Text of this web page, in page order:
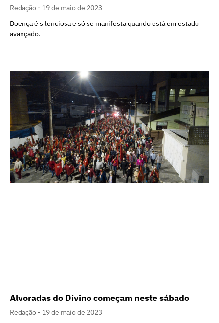
Redação
19 de maio de 2023
Doença é silenciosa e só se manifesta quando está em estado
avançado.
Alvoradas do Divino começam neste sábado
Redação
19 de maio de 2023